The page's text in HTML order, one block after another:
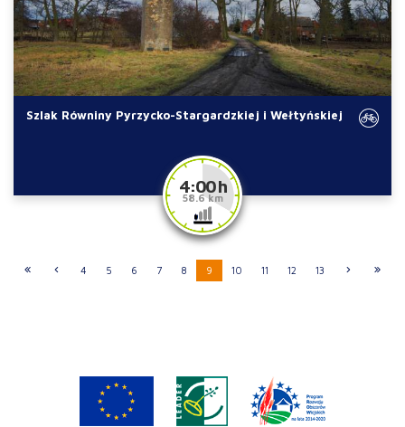
Szlak Równiny Pyrzycko-Stargardzkiej i Wełtyńskiej
4:00 h
58.6 km
4 5 6 7 8 9 10 11 12 13